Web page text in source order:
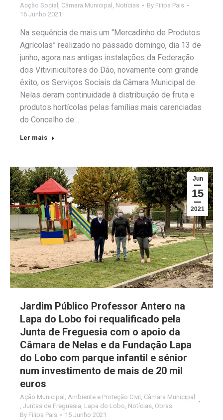
Acção Social Câmara Municipal Notícias By Filipa Pais
16 Junho 2021
Na sequência de mais um “Mercadinho de Produtos
Agrícolas” realizado no passado domingo, dia 13 de
junho, agora nas antigas instalações da Federação
dos Vitivinicultores do Dão, novamente com grande
êxito, os Serviços Sociais da Câmara Municipal de
Nelas deram continuidade à distribuição de fruta e
produtos hortícolas pelas famílias mais carenciadas
do Concelho de…
Ler mais
Jun
15
2021
Jardim Público Professor Antero na
Lapa do Lobo foi requalificado pela
Junta de Freguesia com o apoio da
Câmara de Nelas e da Fundação Lapa
do Lobo com parque infantil e sénior
num investimento de mais de 20 mil
euros
Ação Municipal , Ambiente e Proteção Civil , Câmara Municipal
, Juntas de Freguesia, Lapa do Lobo, Notícias, Obras
By Filipa Pais 15 Junho 2021